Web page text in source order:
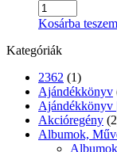
Kosárba teszem
Kategóriák
2362 (1)
Ajándékkönyv
Ajándékkönyv
Akcióregény
Albumok,
Albumok